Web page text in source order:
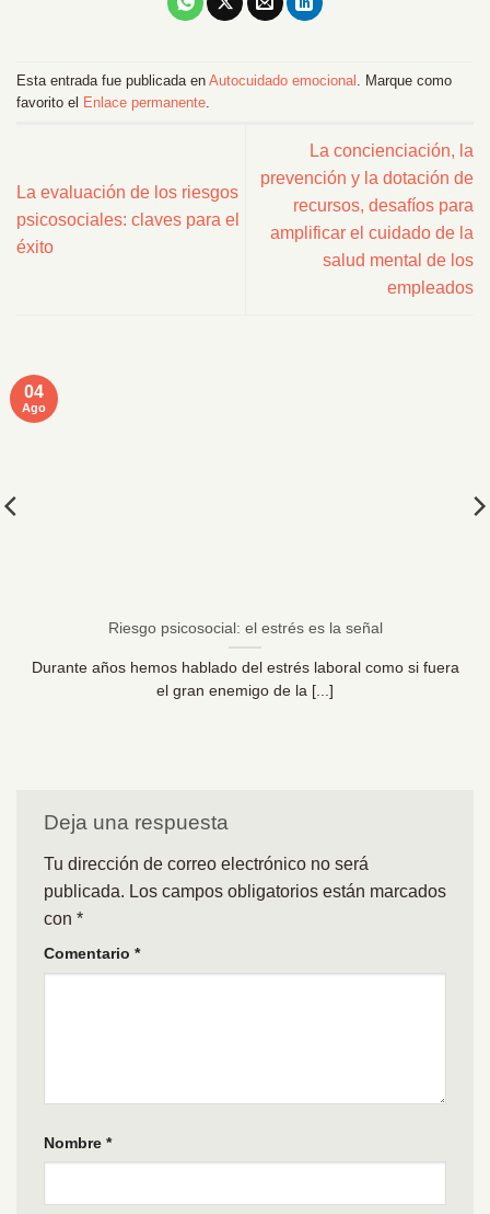
Esta entrada fue publicada en Autocuidado emocional . Marque como
favorito el Enlace permanente
La evaluación de los riesgos
psicosociales: claves para el
éxito
La concienciación, la
prevención y la dotación de
recursos, desafíos para
amplificar el cuidado de la
salud mental de los
empleados
Riesgo psicosocial: el estrés es la señal
Durante años hemos hablado del estrés laboral como si fuera
el gran enemigo de la [...]
04
Ago
Deja una respuesta
Tu dirección de correo electrónico no será
publicada. Los campos obligatorios están marcados
con *
Comentario *
Nombre *